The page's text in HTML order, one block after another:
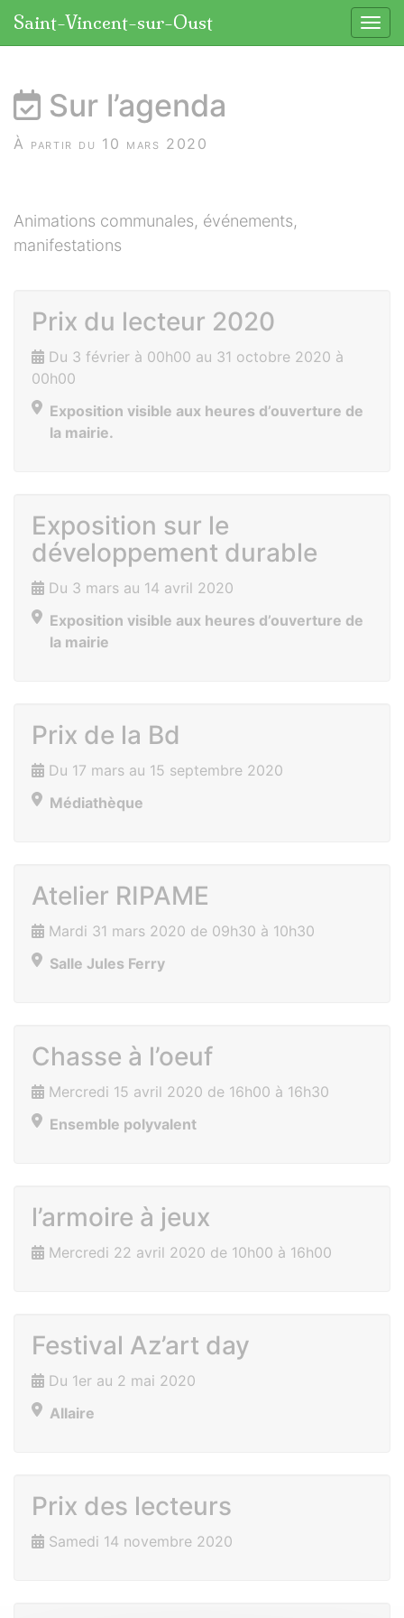
Saint-Vincent-sur-Oust
Sur l’agenda
À partir du 10 mars 2020
Animations communales, événements,
manifestations
Prix du lecteur 2020
Du 3 février à 00h00 au 31 octobre 2020 à
00h00
Exposition visible aux heures d’ouverture de
la mairie.
Exposition sur le
développement durable
Du 3 mars au 14 avril 2020
Exposition visible aux heures d’ouverture de
la mairie
Prix de la Bd
Du 17 mars au 15 septembre 2020
Médiathèque
Atelier RIPAME
Mardi 31 mars 2020 de 09h30 à 10h30
Salle Jules Ferry
Chasse à l’oeuf
Mercredi 15 avril 2020 de 16h00 à 16h30
Ensemble polyvalent
l’armoire à jeux
Mercredi 22 avril 2020 de 10h00 à 16h00
Festival Az’art day
Du 1er au 2 mai 2020
Allaire
Prix des lecteurs
Samedi 14 novembre 2020
Panneau de gestion des cookies